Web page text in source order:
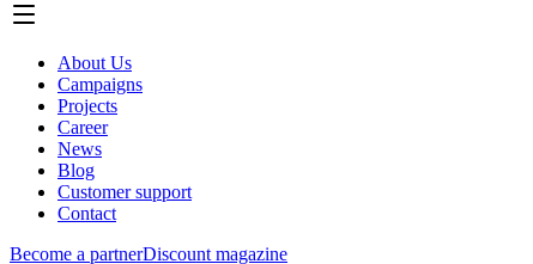
About Us
Campaigns
Projects
Career
News
Blog
Customer support
Contact
Become a partnerDiscount magazine